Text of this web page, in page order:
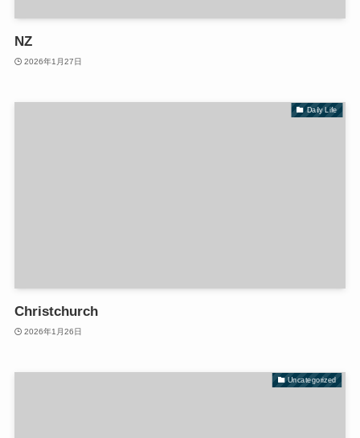
NZ
2026年1月27日
Daily Life
Christchurch
2026年1月26日
Uncategorized